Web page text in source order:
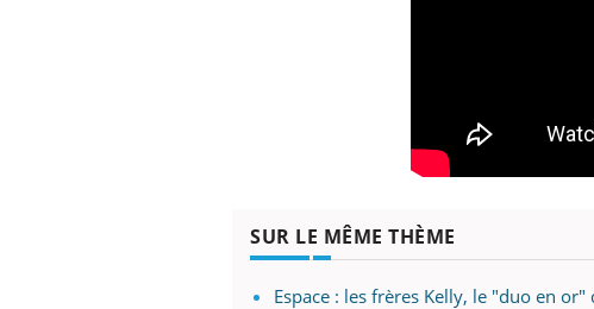
SUR LE MÊME THÈME
Espace : les frères Kelly, le "duo en or"